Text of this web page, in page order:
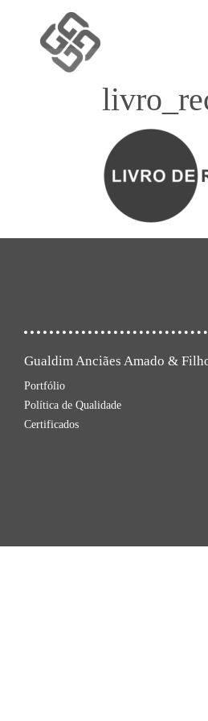
Gualdim Anciães Amado &
Portfólio
Política de Qualidade
Certificados